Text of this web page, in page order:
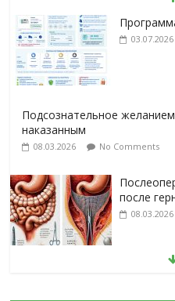
03.07.2026
Подсознательное
наказанным
08.03.2026 No Comments
после
08.03.2026